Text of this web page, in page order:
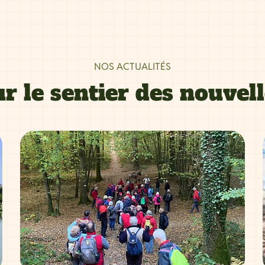
NOS ACTUALITÉS
le sentier des